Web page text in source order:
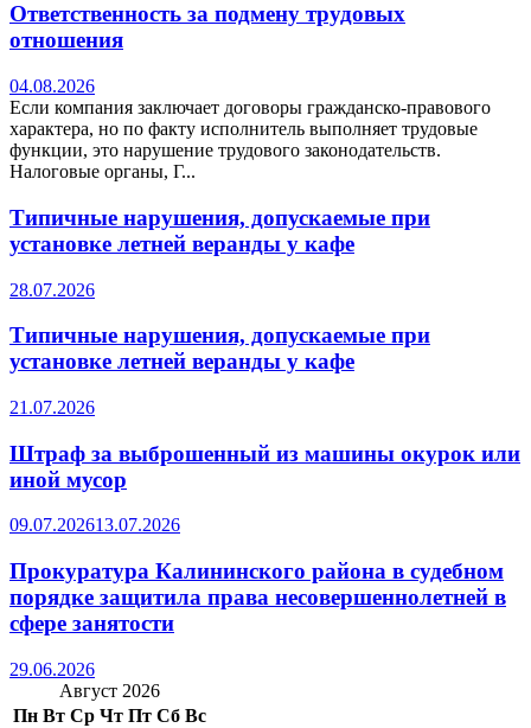
Ответственность за подмену трудовых
отношения
04.08.2026
Если компания заключает договоры гражданско-правового
характера, но по факту исполнитель выполняет трудовые
функции, это нарушение трудового законодательств.
Налоговые органы, Г...
Типичные нарушения, допускаемые при
установке летней веранды у кафе
28.07.2026
Типичные нарушения, допускаемые при
установке летней веранды у кафе
21.07.2026
Штраф за выброшенный из машины окурок или
иной мусор
09.07.202613.07.2026
Прокуратура Калининского района в судебном
порядке защитила права несовершеннолетней в
сфере занятости
29.06.2026
Август 2026
Пн Вт Ср Чт Пт Сб Вс